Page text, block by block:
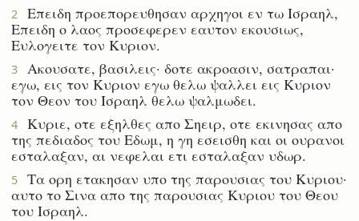
2
Επειδη προεπορευθησαν αρχηγοι εν τω Ισραηλ,
Επειδη ο λαος προσεφερεν εαυτον εκουσιως,
Ευλογειτε τον Κυριον.
3
Ακουσατε, βασιλεις· δοτε ακροασιν, σατραπαι·
εγω, εις τον Κυριον εγω θελω ψαλλει εις Κυριον
τον Θεον του Ισραηλ θελω ψαλμωδει.
4
Κυριε, οτε εξηλθες απο Σηειρ, οτε εκινησας απο
της πεδιαδος του Εδωμ, η γη εσεισθη και οι ουρανοι
εσταλαξαν, αι νεφελαι ετι εσταλαξαν υδωρ.
5
Τα ορη ετακησαν υπο της παρουσιας του Κυριου·
αυτο το Σινα απο της παρουσιας Κυριου του Θεου
του Ισραηλ.